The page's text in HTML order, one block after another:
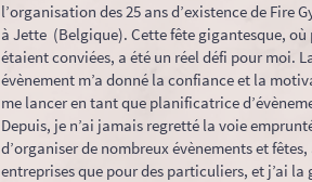
l’organisation des 25 ans d’existence de Fire
à Jette (Belgique). Cette fête gigantesque, où
étaient conviées, a été un réel défi pour moi.
évènement m’a donné la confiance et la
me lancer en tant que planificatrice
Depuis, je n’ai jamais regretté la voie
d’organiser de nombreux évènements et
entreprises que pour des particuliers, et j’ai